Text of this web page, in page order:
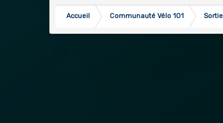
Accueil Communauté Vélo 101